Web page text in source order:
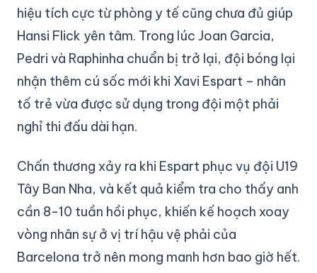
hiệu tích cực từ phòng y tế cũng chưa đủ giúp
Hansi Flick yên tâm. Trong lúc Joan Garcia,
Pedri và Raphinha chuẩn bị trở lại, đội bóng lại
nhận thêm cú sốc mới khi Xavi Espart – nhân
tố trẻ vừa được sử dụng trong đội một phải
nghỉ thi đấu dài hạn.
Chấn thương xảy ra khi Espart phục vụ đội U19
Tây Ban Nha, và kết quả kiểm tra cho thấy anh
cần 8-10 tuần hồi phục, khiến kế hoạch xoay
vòng nhân sự ở vị trí hậu vệ phải của
Barcelona trở nên mong manh hơn bao giờ hết.